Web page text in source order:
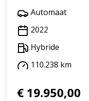
Automaat
2022
Hybride
110.238 km
€ 19.950,00